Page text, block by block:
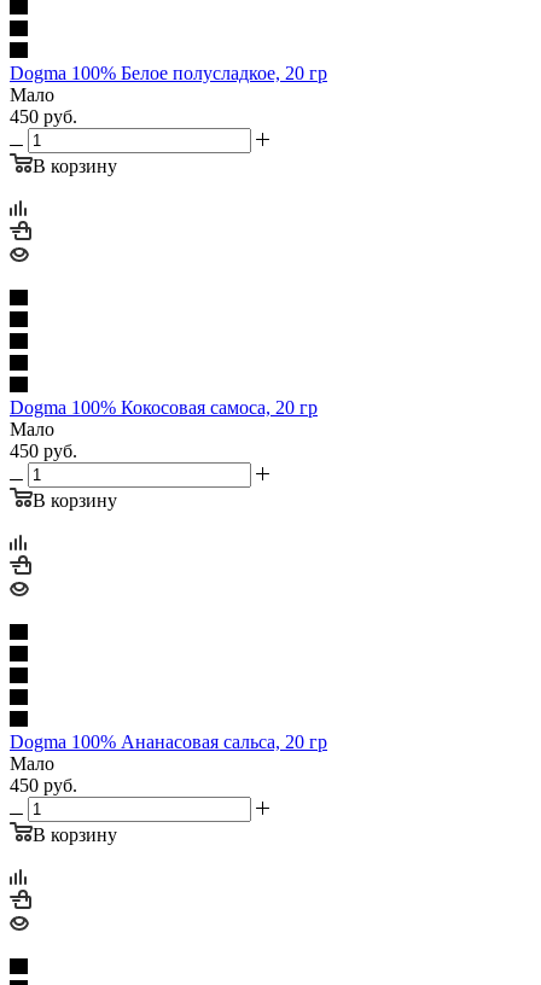
Dogma 100% Белое полусладкое, 20 гр
Мало
450 руб.
В корзину
Dogma 100% Кокосовая самоса, 20 гр
Мало
450 руб.
В корзину
Dogma 100% Ананасовая сальса, 20 гр
Мало
450 руб.
В корзину